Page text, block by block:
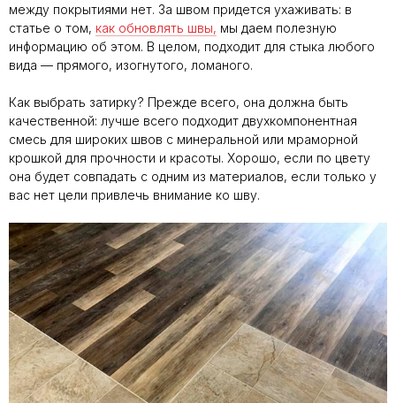
между покрытиями нет. За швом придется ухаживать: в
статье о том, как обновлять швы, мы даем полезную
информацию об этом. В целом, подходит для стыка любого
вида — прямого, изогнутого, ломаного.
Как выбрать затирку? Прежде всего, она должна быть
качественной: лучше всего подходит двухкомпонентная
смесь для широких швов с минеральной или мраморной
крошкой для прочности и красоты. Хорошо, если по цвету
она будет совпадать с одним из материалов, если только у
вас нет цели привлечь внимание ко шву.